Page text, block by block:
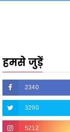
2340
3290
5212